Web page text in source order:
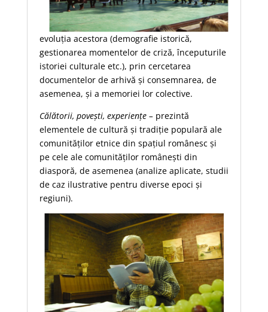
evoluția acestora (demografie istorică,
gestionarea momentelor de criză, începuturile
istoriei culturale etc.), prin cercetarea
documentelor de arhivă și consemnarea, de
asemenea, și a memoriei lor colective.
Călătorii, povești, experiențe –prezintă
elementele de cultură și tradiție populară ale
comunităților etnice din spațiul românesc și
pe cele ale comunităților românești din
diasporă, de asemenea (analize aplicate, studii
de caz ilustrative pentru diverse epoci și
regiuni).